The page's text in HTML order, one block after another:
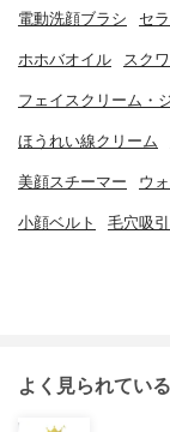
電動洗顔ブラシ セ
ホホバオイル スク
フェイスクリーム・
ほうれい線クリーム
美顔スチーマー ウ
小顔ベルト 毛穴吸
よく見られてい